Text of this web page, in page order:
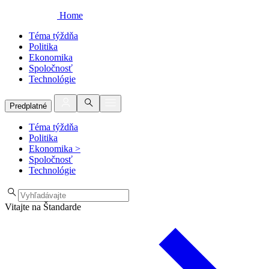
Home
Téma týždňa
Politika
Ekonomika
Spoločnosť
Technológie
Predplatné
Téma týždňa
Politika
Ekonomika >
Spoločnosť
Technológie
Vitajte na Štandarde